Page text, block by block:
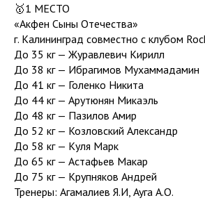
🥇1 МЕСТО
«Акфен Сыны Отечества»
г. Калининград совместно с клубом
До 35 кг — Журавлевич Кирилл
До 38 кг — Ибрагимов Мухаммадамин
До 41 кг — Голенко Никита
До 44 кг — Арутюнян Микаэль
До 48 кг — Пазилов Амир
До 52 кг — Козловский Александр
До 58 кг — Куля Марк
До 65 кг — Астафьев Макар
До 75 кг — Крупняков Андрей
Тренеры: Агамалиев Я.И, Ауга А.О.